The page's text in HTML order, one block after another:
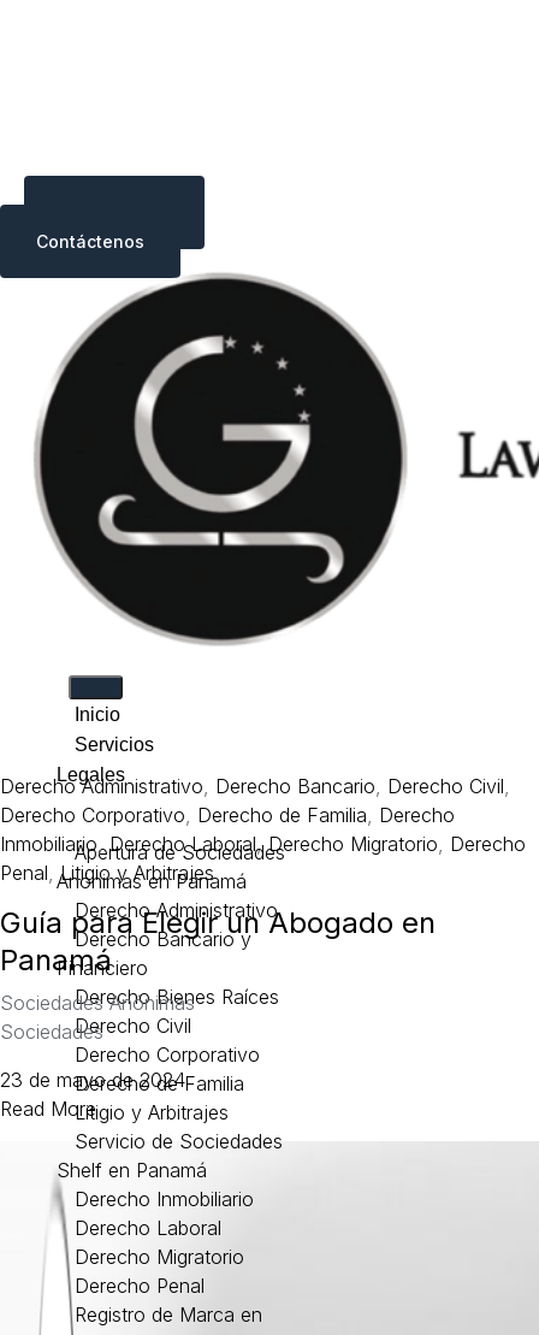
Contáctenos
Inicio
Servicios
Legales
Apertura de Sociedades
Anónimas en Panamá
Derecho Administrativo
Derecho Bancario y
Financiero
Derecho Bienes Raíces
Derecho Civil
Derecho Corporativo
Derecho de Familia
Litigio y Arbitrajes
Servicio de Sociedades
Shelf en Panamá
Derecho Inmobiliario
Derecho Laboral
Derecho Migratorio
Derecho Penal
Registro de Marca en
Derecho Administrativo, Derecho Bancario, Derecho Civil,
Derecho Corporativo, Derecho de Familia, Derecho
Inmobiliario,Derecho Laboral,Derecho Migratorio, Derecho
Penal,Litigio y Arbitrajes
Guía para Elegir un Abogado en
Panamá
Sociedades Anónimas
Sociedades
23 de mayo de 2024
Read More